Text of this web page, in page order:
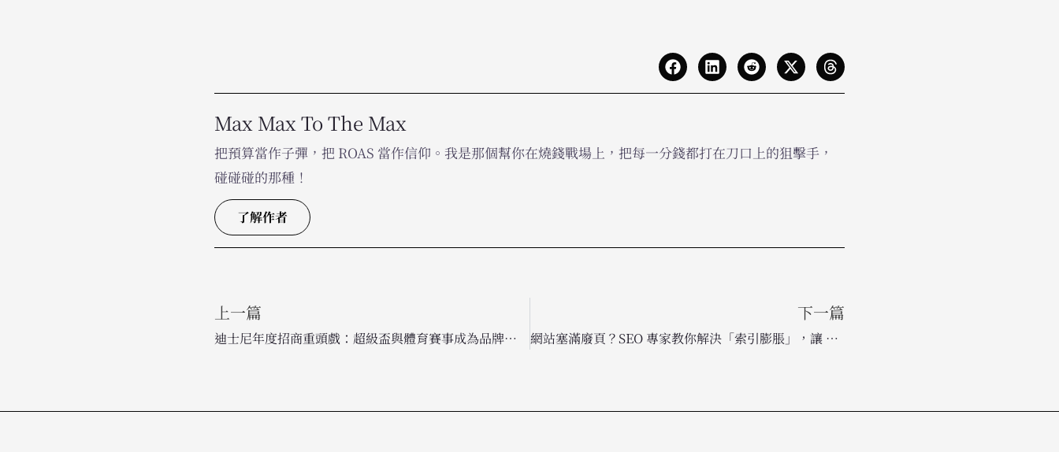
Max Max To The Max
把預算當作子彈，把 ROAS 當作信仰。我是那個幫你在燒錢戰場上，把每一分錢都打在刀口上的狙擊手，
碰碰碰的那種！
了解作者
上一篇
迪士尼年度招商重頭戲：超級盃與體育賽事成為品牌行銷最強王牌
下一篇
網站塞滿廢頁？SEO 專家教你解決「索引膨脹」，讓 Google 更看重你的優質內容